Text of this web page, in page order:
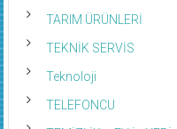
TARIM ÜRÜNLERİ
TEKNİK SERVİS
Teknoloji
TELEFONCU